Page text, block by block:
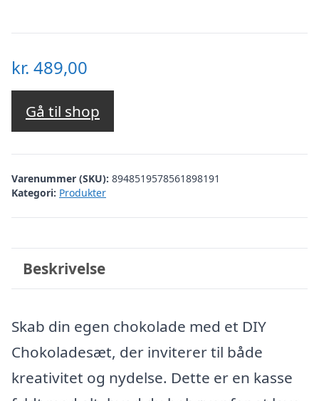
kr. 489,00
Gå til shop
Varenummer (SKU): 8948519578561898191
Kategori: Produkter
Beskrivelse
Skab din egen chokolade med et DIY
Chokoladesæt, der inviterer til både
kreativitet og nydelse. Dette er en kasse